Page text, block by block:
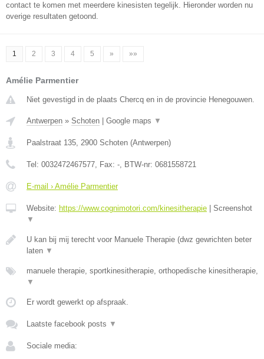
contact te komen met meerdere kinesisten tegelijk. Hieronder worden nu
overige resultaten getoond.
1 2 3 4 5 » »»
Amélie Parmentier
Niet gevestigd in de plaats Chercq en in de provincie Henegouwen.
Antwerpen » Schoten Google maps ▼
Paalstraat 135, 2900 Schoten (Antwerpen)
Tel: 0032472467577, Fax: -, BTW-nr: 0681558721
E-mail › Amélie Parmentier
Website: https://www.cognimotori.com/kinesitherapie
Screenshot
▼
U kan bij mij terecht voor Manuele Therapie (dwz gewrichten beter
laten ▼
manuele therapie, sportkinesitherapie, orthopedische kinesitherapie,
▼
Er wordt gewerkt op afspraak.
Laatste facebook posts ▼
Sociale media: